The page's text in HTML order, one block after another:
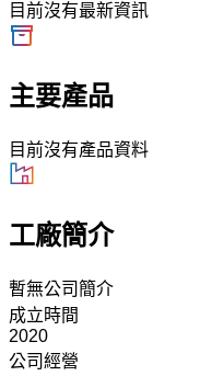
目前沒有最新資訊
主要產品
目前沒有產品資料
工廠簡介
暫無公司簡介
成立時間
2020
公司經營